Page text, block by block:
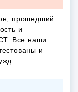
прошедший
и
Все наши
и